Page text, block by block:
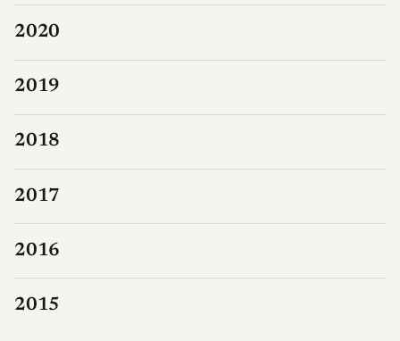
2020
2019
2018
2017
2016
2015